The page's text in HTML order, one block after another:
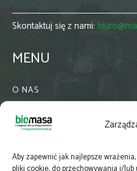
Aby zapewnić jak najlepsze
Skontaktuj się z nami:
MENU
O NAS
WSPÓŁPRACA
PRENUMERATA